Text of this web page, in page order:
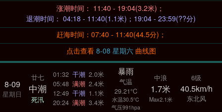
涨潮时间： 11:40 - 19:04(3.2米)；
退潮时间： 04:18 - 11:40(1.1米)；19:04 - 23:59(??分)
赶海时间：07:40 - 11:40(44.5分)；
点击查看
8-08 星期六 曲线图
8-09
星期日
廿七
中潮
死汛
01:32 干潮 2.0米
05:48 满潮 2.4米
12:49 干潮 1.1米
20:24 满潮 3.4米
暴雨
气温
29.21°C
水温30.5°C
气压991hpa
中浪
1.7米
Max2.1米
6级
40.5km/h
东北风